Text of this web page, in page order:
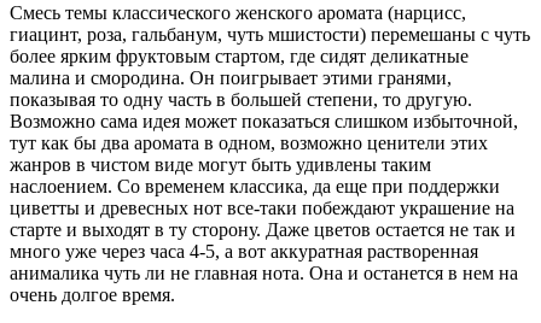
Смесь темы классического женского аромата (нарцисс,
гиацинт, роза, гальбанум, чуть мшистости) перемешаны с чуть
более ярким фруктовым стартом, где сидят деликатные
малина и смородина. Он поигрывает этими гранями,
показывая то одну часть в большей степени, то другую.
Возможно сама идея может показаться слишком избыточной,
тут как бы два аромата в одном, возможно ценители этих
жанров в чистом виде могут быть удивлены таким
наслоением. Со временем классика, да еще при поддержки
циветты и древесных нот все-таки побеждают украшение на
старте и выходят в ту сторону. Даже цветов остается не так и
много уже через часа 4-5, а вот аккуратная растворенная
анималика чуть ли не главная нота. Она и останется в нем на
очень долгое время.